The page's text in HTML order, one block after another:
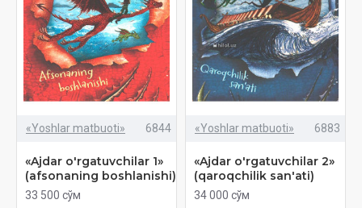
«Yoshlar matbuoti» 6844
«Ajdar o'rgatuvchilar 1»
(afsonaning boshlanishi)
33 500 сўм
«Yoshlar matbuoti» 6883
«Ajdar o'rgatuvchilar 2»
(qaroqchilik san'ati)
34 000 сўм